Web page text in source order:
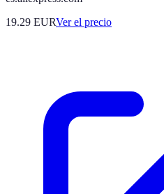
19.29 EURVer el precio